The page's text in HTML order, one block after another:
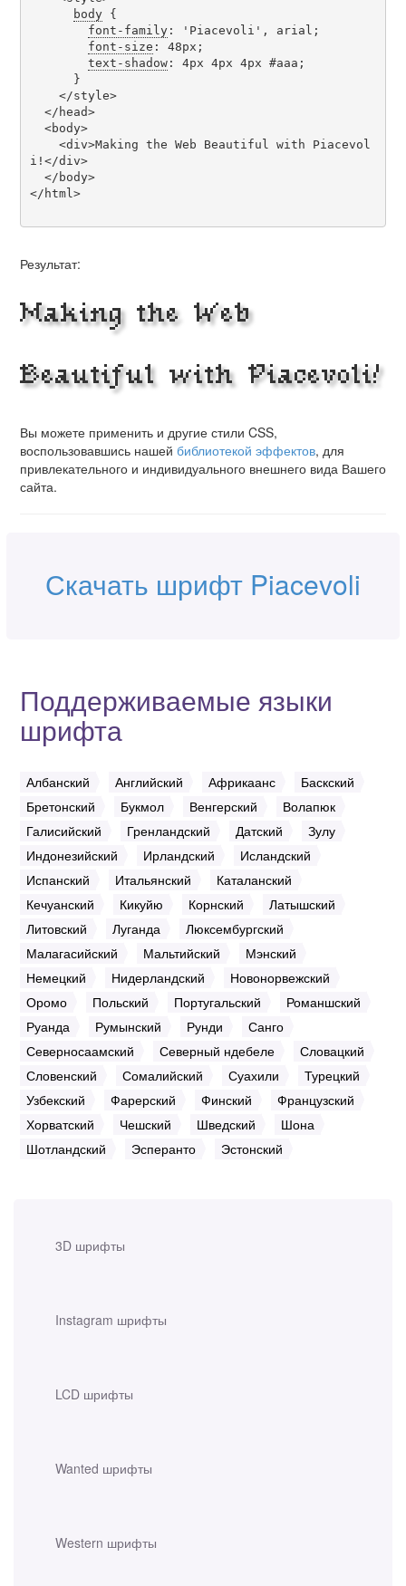
3D шрифты
Instagram шрифты
LCD шрифты
Wanted шрифты
Western шрифты
body {
font-family: 'Piacevoli', arial;
font-size : 48px;
text-shadow: 4px 4px 4px #aaa;
i!</div>
</html>
Результат:
Making the Web
Beautiful with Piacevoli!
Вы можете применить и другие стили CSS,
воспользовавшись нашей библиотекой эффектов, для
привлекательного и индивидуального внешнего вида Вашего
сайта.
Скачать шрифт Piacevoli
Поддерживаемые языки
шрифта
Албанский Английский Африкаанс
Баскский
Бретонский
Букмол Венгерский
Волапюк
Галисийский
Гренландский Датский
Зулу
Индонезийский
Ирландский
Исландский
Испанский
Итальянский
Каталанский
Кечуанский
Кикуйю Корнский
Латышский
Литовский
Луганда
Люксембургский
Малагасийский
Мальтийский
Мэнский
Немецкий
Нидерландский
Новонорвежский
Оромо
Польский Португальский
Романшский
Руанда
Румынский Рунди
Санго
Северносаамский
Северный ндебеле
Словацкий
Словенский
Сомалийский Суахили
Турецкий
Узбекский
Фарерский Финский
Французский
Хорватский
Чешский Шведский
Шона
Шотландский
Эсперанто Эстонский